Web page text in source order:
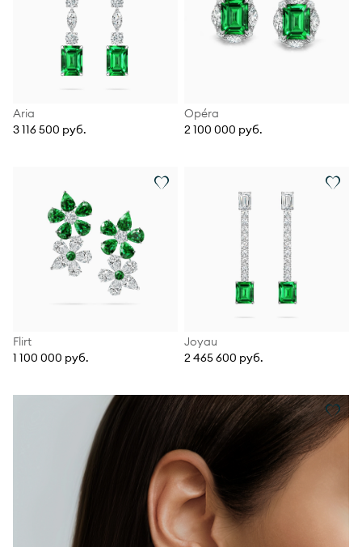
Aria
3 116 500 руб.
Opéra
2 100 000 руб.
Flirt
1 100 000 руб.
Joyau
2 465 600 руб.